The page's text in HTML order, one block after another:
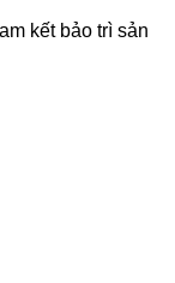
kết bảo trì sản